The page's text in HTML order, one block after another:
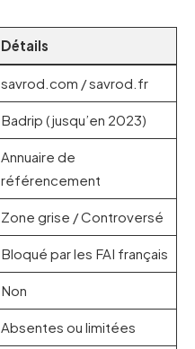
Détails
savrod.com / savrod.fr
Badrip (jusqu’en 2023)
Annuaire de
référencement
Zone grise / Controversé
Bloqué par les FAI français
Non
Absentes ou limitées